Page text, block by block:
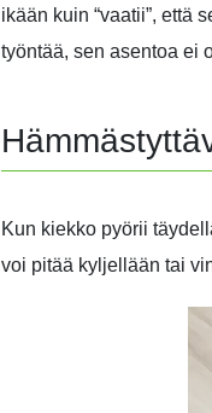
ikään kuin “vaatii”, että
työntää, sen asentoa ei
Kun kiekko pyörii
voi pitää kyljellään tai